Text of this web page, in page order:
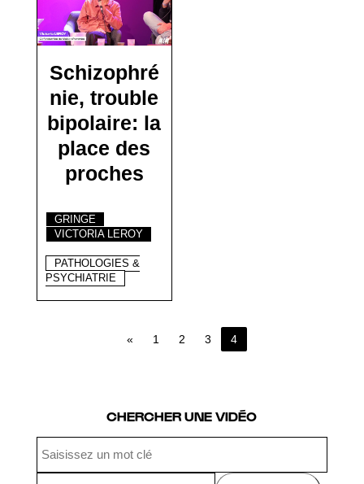
Schizophré
nie, trouble
bipolaire: la
place des
proches
GRINGE
VICTORIA LEROY
PATHOLOGIES &
PSYCHIATRIE
« 1 2 3 4
CHERCHER UNE VIDÉO